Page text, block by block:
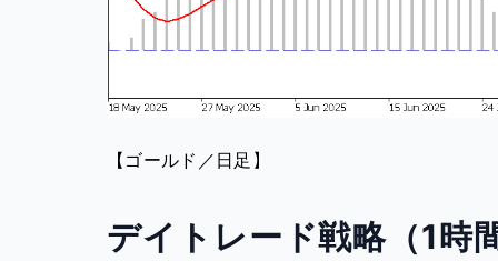
【ゴールド／日足】
デイトレード戦略（1時